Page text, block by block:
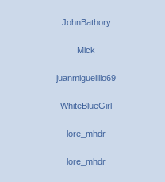
JohnBathory
Mick
juanmiguelillo69
WhiteBlueGirl
lore_mhdr
lore_mhdr